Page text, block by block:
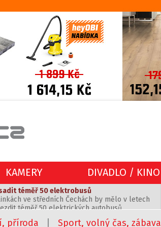
KAMERY DIVADLO / KINO
upečte voňavý koláč podle rodinného receptu
nejen peněžence, ale také zdraví. A
úrody připravit osvědčený borůvkový koláč
téměř 50 elektrobusů
ve středních Čechách by mělo v letech
téměř 50 elektrických autobusů.
nasazením na Mělnicku či v okolí Brandýsa,
na rozvoj ekologických vozidel dnes krajští
Horou
příroda Sport, volný čas, zábava